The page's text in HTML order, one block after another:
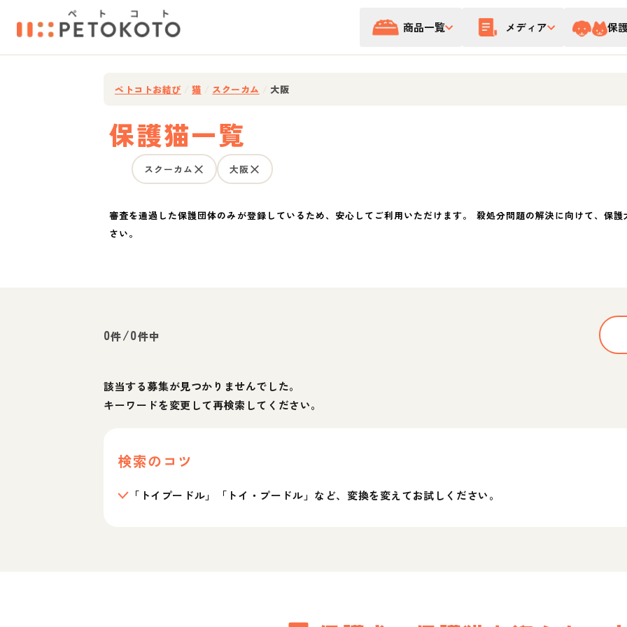
商品一覧 メディア 保
ペトコトお結び 猫 スクーカム 大阪
保護猫一覧
スクーカム 大阪
審査を通過した保護団体のみが登録しているため、安心してご利用いただけます。 殺処分問題の解決に向けて、保
さい。
0件/0件中
該当する募集が見つかりませんでした。
キーワードを変更して再検索してください。
検索のコツ
「トイプードル」「トイ・プードル」など、変換を変えてお試しください。